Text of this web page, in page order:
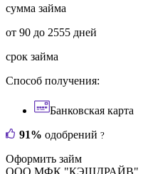
сумма займа
от 90 до 2555 дней
срок займа
Способ получения:
Банковская карта
91% одобрений ?
Оформить займ
ООО МФК "КЭШДРАЙВ"